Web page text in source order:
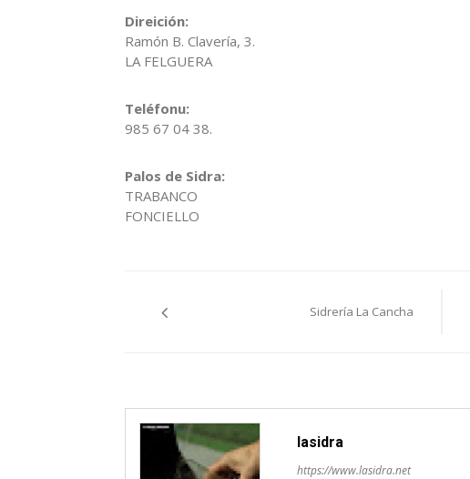
Direición:
Ramón B. Clavería, 3.
LA FELGUERA
Teléfonu:
985 67 04 38.
Palos de Sidra:
TRABANCO
FONCIELLO
pelos
Sidrería La Cancha
lasidra
https://www.lasidra.net